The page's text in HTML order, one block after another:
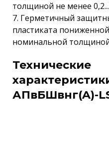
толщиной не менее
7. Герметичный
пластиката
номинальной толщиной
Технические
АПвБШвнг(A)-